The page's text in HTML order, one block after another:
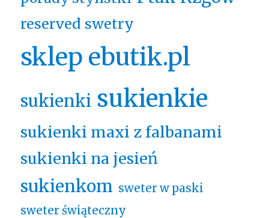
reserved swetry
sklep ebutik.pl
sukienki sukienkie
sukienki maxi z falbanami
sukienki na jesień
sukienkom sweter w paski
sweter świąteczny